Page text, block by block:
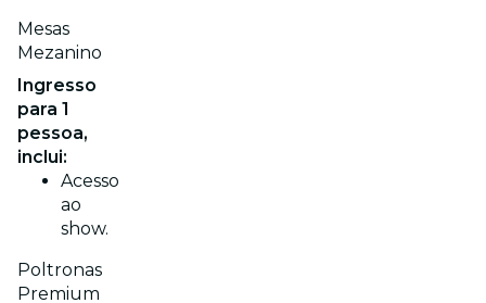
Mesas
Mezanino
Ingresso
para 1
pessoa,
inclui:
Acesso
ao
show.
Poltronas
Premium